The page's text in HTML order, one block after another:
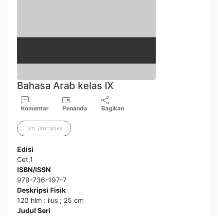
Bahasa Arab kelas IX
Komentar Penanda Bagikan
Tim Jannatika
Edisi
Cet,1
ISBN/ISSN
979-736-197-7
Deskripsi Fisik
120 hlm : ilus ; 25 cm
Judul Seri